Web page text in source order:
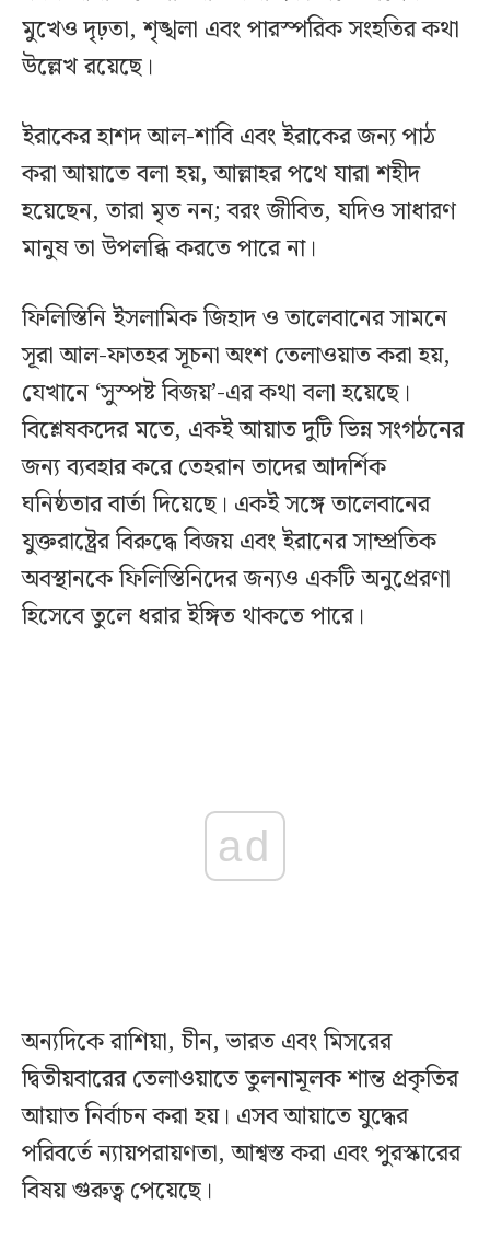
মুখেও দৃঢ়তা, শৃঙ্খলা এবং পারস্পরিক সংহতির কথা
উল্লেখ রয়েছে।
ইরাকের হাশদ আল-শাবি এবং ইরাকের জন্য পাঠ
করা আয়াতে বলা হয়, আল্লাহর পথে যারা শহীদ
হয়েছেন, তারা মৃত নন; বরং জীবিত, যদিও সাধারণ
মানুষ তা উপলব্ধি করতে পারে না।
ফিলিস্তিনি ইসলামিক জিহাদ ও তালেবানের সামনে
সূরা আল-ফাতহর সূচনা অংশ তেলাওয়াত করা হয়,
যেখানে ‘সুস্পষ্ট বিজয়’-এর কথা বলা হয়েছে।
বিশ্লেষকদের মতে, একই আয়াত দুটি ভিন্ন সংগঠনের
জন্য ব্যবহার করে তেহরান তাদের আদর্শিক
ঘনিষ্ঠতার বার্তা দিয়েছে। একই সঙ্গে তালেবানের
যুক্তরাষ্ট্রের বিরুদ্ধে বিজয় এবং ইরানের সাম্প্রতিক
অবস্থানকে ফিলিস্তিনিদের জন্যও একটি অনুপ্রেরণা
হিসেবে তুলে ধরার ইঙ্গিত থাকতে পারে।
ad
অন্যদিকে রাশিয়া, চীন, ভারত এবং মিসরের
দ্বিতীয়বারের তেলাওয়াতে তুলনামূলক শান্ত প্রকৃতির
আয়াত নির্বাচন করা হয়। এসব আয়াতে যুদ্ধের
পরিবর্তে ন্যায়পরায়ণতা, আশ্বস্ত করা এবং পুরস্কারের
বিষয় গুরুত্ব পেয়েছে।